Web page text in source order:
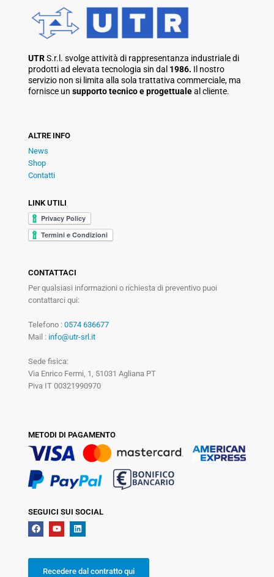
UTRS.r.l. svolge attività di rappresentanza industriale di
prodotti ad elevata tecnologia sin dal 1986. Il nostro
servizio non si limita alla sola trattativa commerciale, ma
fornisce un supporto tecnico e progettualeal cliente.
ALTRE INFO
News
Shop
Contatti
LINK UTILI
CONTATTACI
Per qualsiasi informazioni o richiesta di preventivo puoi
contattarci qui:
Telefono : 0574 636677
Mail : info@utr-srl.it
Sede fisica:
Via Enrico Fermi, 1, 51031 Agliana PT
Piva IT 00321990970
METODI DI PAGAMENTO
SEGUICI SUI SOCIAL
Recedere dal contratto qui